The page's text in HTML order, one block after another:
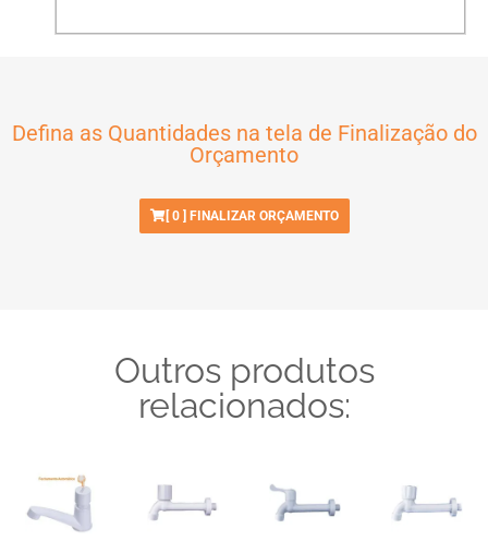
Defina as Quantidades na tela de Finalização do
Orçamento
[ 0] FINALIZAR ORÇAMENTO
Outros produtos
relacionados: